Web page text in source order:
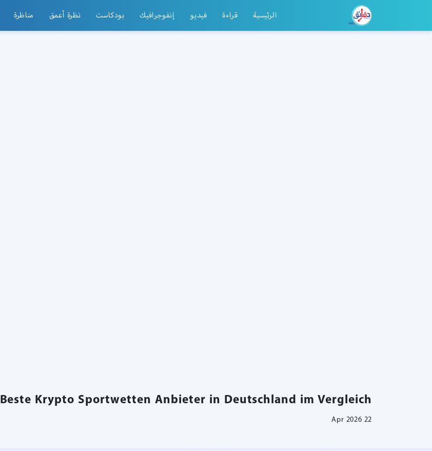
الرئيسية قراءة فيديو إنفوجرافيك بودكاست نظرة أعمق مناظرة
Beste Krypto Sportwetten Anbieter in Deutschland im Vergleich
22 Apr 2026